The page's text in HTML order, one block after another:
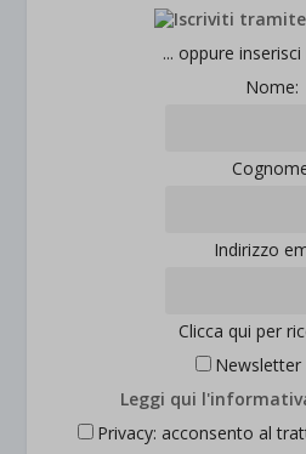
... oppure
Nome:
Indirizzo
Clicca qui per
Newsletter
Leggi qui
Privacy: acconsento al